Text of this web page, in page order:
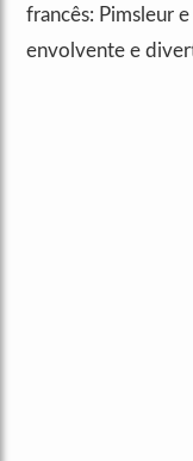
francês: Pimsleur
envolvente e